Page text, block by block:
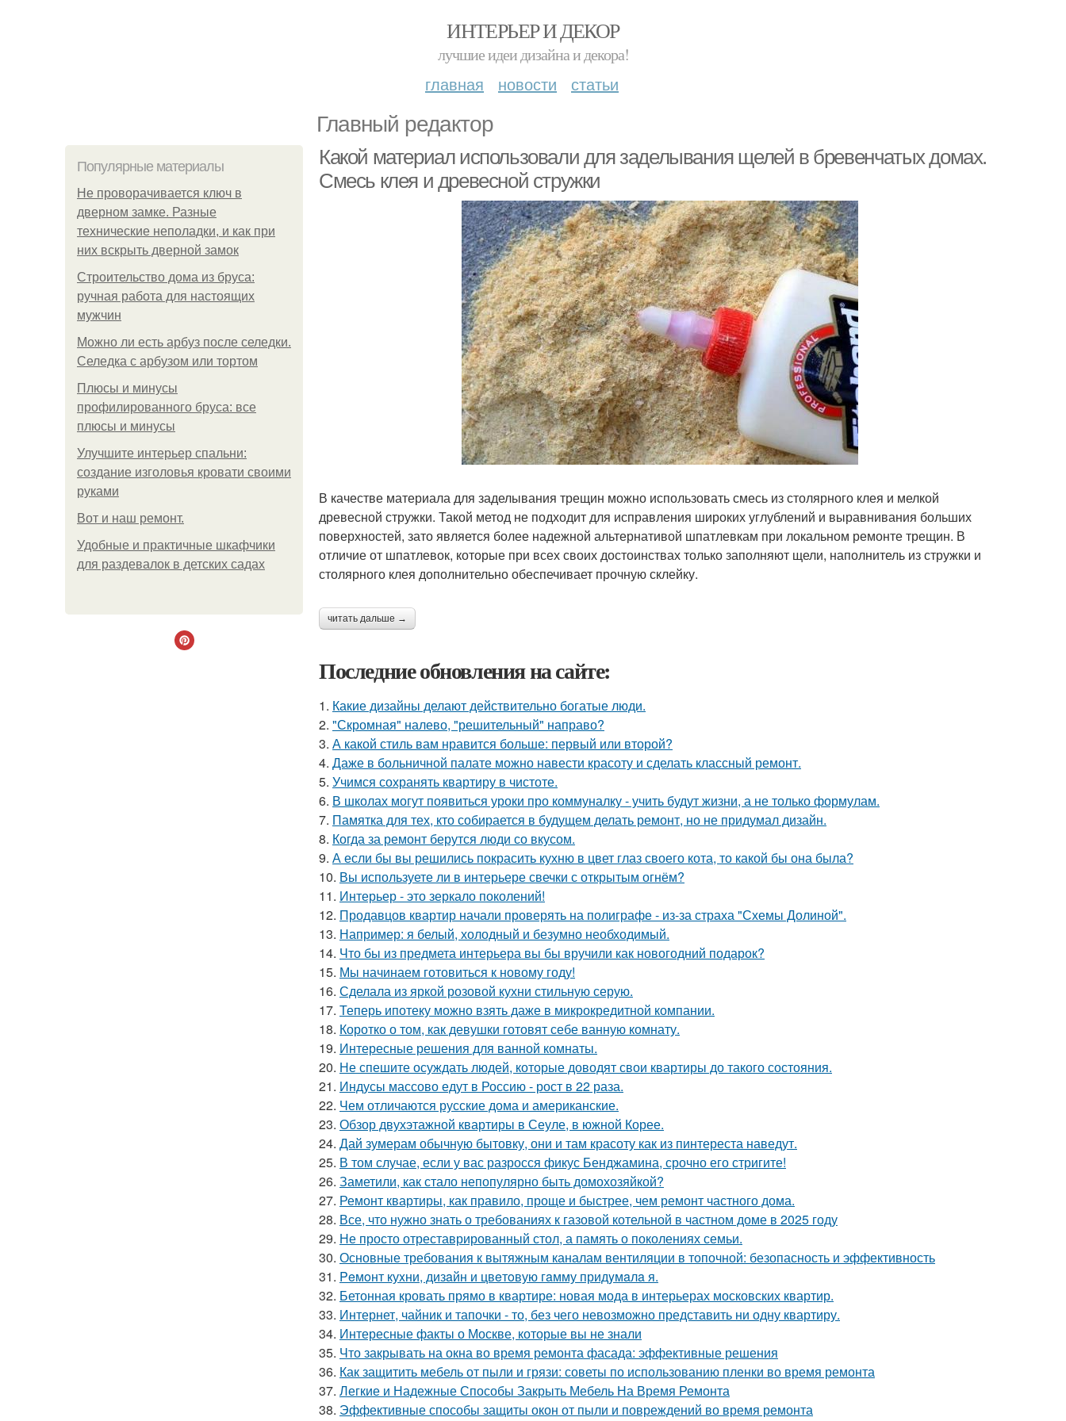
ИНТЕРЬЕР И ДЕКОР
лучшие идеи дизайна и декора!
главная новости статьи
Главный редактор
Популярные материалы
Не проворачивается ключ в
дверном замке. Разные
технические неполадки, и как при
них вскрыть дверной замок
Строительство дома из бруса:
ручная работа для настоящих
мужчин
Можно ли есть арбуз после селедки.
Селедка с арбузом или тортом
Плюсы и минусы
профилированного бруса: все
плюсы и минусы
Улучшите интерьер спальни:
создание изголовья кровати своими
руками
Boт и наш ремoнт.
Удобные и практичные шкафчики
для раздевалок в детских садах
Какой материал использовали для заделывания щелей в бревенчатых домах.
Смесь клея и древесной стружки
В качестве материала для заделывания трещин можно использовать смесь из столярного клея и мелкой
древесной стружки. Такой метод не подходит для исправления широких углублений и выравнивания больших
поверхностей, зато является более надежной альтернативой шпатлевкам при локальном ремонте трещин. В
отличие от шпатлевок, которые при всех своих достоинствах только заполняют щели, наполнитель из стружки и
столярного клея дополнительно обеспечивает прочную склейку.
читать дальше →
Последние обновления на сайте:
1. Какие дизайны делают действительно богатые люди.
2. "Скромная" налево, "решительный" направо?
3. А какой стиль вам нравится больше: первый или второй?
4. Даже в больничной палате можно навести красоту и сделать классный ремонт.
5. Учимся сохранять квартиру в чистоте.
6. В школах могут появиться уроки про коммуналку - учить будут жизни, а не только формулам.
7. Памятка для тех, кто собирается в будущем делать ремонт, но не придумал дизайн.
8. Когда за ремонт берутся люди со вкусом.
9. А если бы вы решились покрасить кухню в цвет глаз своего кота, то какой бы она была?
10. Вы используете ли в интерьере свечки с открытым огнём?
11. Интерьер - это зеркало поколений!
12. Продавцов квартир начали проверять на полиграфе - из-за страха "Схемы Долиной".
13. Например: я белый, холодный и безумно необходимый.
14. Что бы из предмета интерьера вы бы вручили как новогодний подарок?
15. Мы начинаем готовиться к новому году!
16. Сделала из яркой розовой кухни стильную серую.
17. Теперь ипотеку можно взять даже в микрокредитной компании.
18. Коротко о том, как девушки готовят себе ванную комнату.
19. Интересные решения для ванной комнаты.
20. Не спешите осуждать людей, которые доводят свои квартиры до такого состояния.
21. Индусы массово едут в Россию - рост в 22 раза.
22. Чем отличаются русские дома и американские.
23. Обзор двухэтажной квартиры в Сеуле, в южной Корее.
24. Дай зумерам обычную бытовку, они и там красоту как из пинтереста наведут.
25. В том случае, если у вас разросся фикус Бенджамина, срочно его стригите!
26. Заметили, как стало непопулярно быть домохозяйкой?
27. Ремонт квартиры, как правило, проще и быстрее, чем ремонт частного дома.
28. Все, что нужно знать о требованиях к газовой котельной в частном доме в 2025 году
29. Не просто отреставрированный стол, а память о поколениях семьи.
30. Основные требования к вытяжным каналам вентиляции в топочной: безопасность и эффективность
31. Peмoнт куxни, дизaйн и цвeтoвую гaмму придyмaлa я.
32. Бетонная кровать прямо в квартире: новая мода в интерьерах московских квартир.
33. Интернет, чайник и тапочки - то, без чего невозможно представить ни одну квартиру.
34. Интересные факты о Москве, которые вы не знали
35. Что закрывать на окна во время ремонта фасада: эффективные решения
36. Как защитить мебель от пыли и грязи: советы по использованию пленки во время ремонта
37. Легкие и Надежные Способы Закрыть Мебель На Время Ремонта
38. Эффективные способы защиты окон от пыли и повреждений во время ремонта